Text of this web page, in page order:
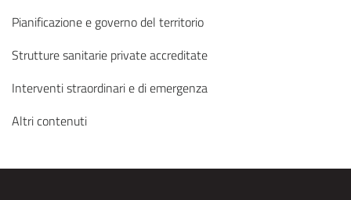
Pianificazione e governo del territorio
Strutture sanitarie private accreditate
Interventi straordinari e di emergenza
Altri contenuti